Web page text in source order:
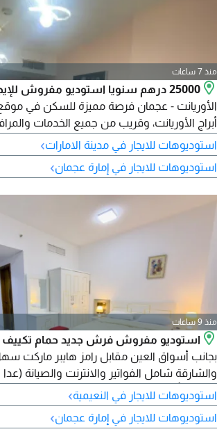
منذ 7 ساعات
25000 درهم سنويا استوديو مفروش
الأوريانت - عجمان فرصة مميزة للسكن في
أبراج الأوريانت، وقريب من جميع الخدمات
مفروش بالكامل موقف سيارة خاص جاهز للسكن
دفعات للتواصل وحجز موعد للمعاينة
استوديوهات للايجار في مدينة الامارات›
استوديوهات للايجار في إمارة عجمان›
منذ 9 ساعات
استوديو مفروش فرش جديد حمام تكييف
بجانب أسواق العين مقابل رامز هايبر ماركت
درهم التأمين 500 درهم مسترد عند الخروج للتواصل
استوديوهات للايجار في النعيمية›
استوديوهات للايجار في إمارة عجمان›